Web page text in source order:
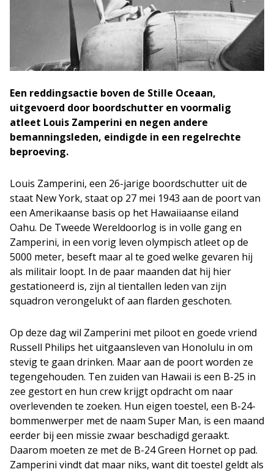
Een reddingsactie boven de Stille Oceaan,
uitgevoerd door boordschutter en voormalig
atleet Louis Zamperini en negen andere
bemanningsleden, eindigde in een regelrechte
beproeving.
Louis Zamperini, een 26-jarige boordschutter uit de
staat New York, staat op 27 mei 1943 aan de poort van
een Amerikaanse basis op het Hawaiiaanse eiland
Oahu. De Tweede Wereldoorlog is in volle gang en
Zamperini, in een vorig leven olympisch atleet op de
5000 meter, beseft maar al te goed welke gevaren hij
als militair loopt. In de paar maanden dat hij hier
gestationeerd is, zijn al tientallen leden van zijn
squadron verongelukt of aan flarden geschoten.
Op deze dag wil Zamperini met piloot en goede vriend
Russell Philips het uitgaansleven van Honolulu in om
stevig te gaan drinken. Maar aan de poort worden ze
tegengehouden. Ten zuiden van Hawaii is een B-25 in
zee gestort en hun crew krijgt opdracht om naar
overlevenden te zoeken. Hun eigen toestel, een B-24-
bommenwerper met de naam Super Man, is een maand
eerder bij een missie zwaar beschadigd geraakt.
Daarom moeten ze met de B-24 Green Hornet op pad.
Zamperini vindt dat maar niks, want dit toestel geldt als